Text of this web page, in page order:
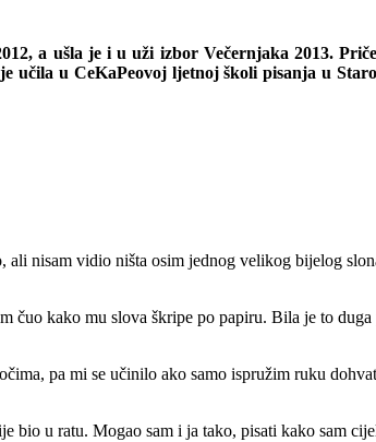
a ušla je i u uži izbor Večernjaka 2013.
učila u CeKaPeovoj ljetnoj školi pisanja u
ali nisam vidio ništa osim jednog velikog bijelog
čuo kako mu slova škripe po papiru. Bila je to duga
pa mi se učinilo ako samo ispružim ruku
bio u ratu. Mogao sam i ja tako, pisati kako sam